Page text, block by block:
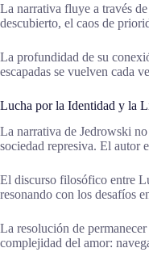
La narrativa fluye a través
descubierto, el caos de
La profundidad de su
escapadas se vuelven cada
Lucha por la Identidad y la
La narrativa de Jedrowski
sociedad represiva. El autor
El discurso filosófico entre
resonando con los desafíos
La resolución de
complejidad del amor: